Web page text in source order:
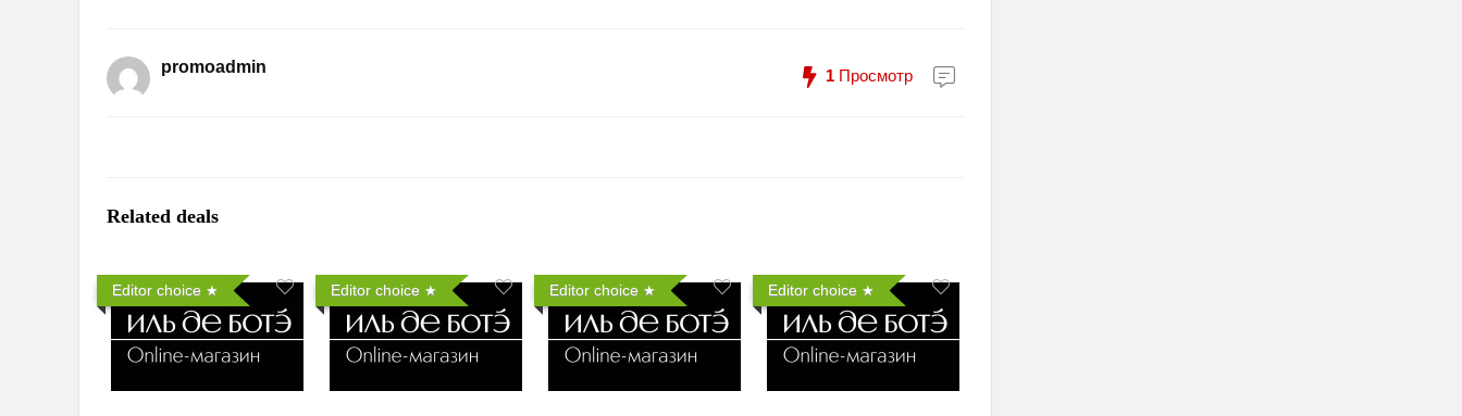
promoadmin 1 Просмотр
Related deals
Editor choice Editor choice Editor choice Editor choice